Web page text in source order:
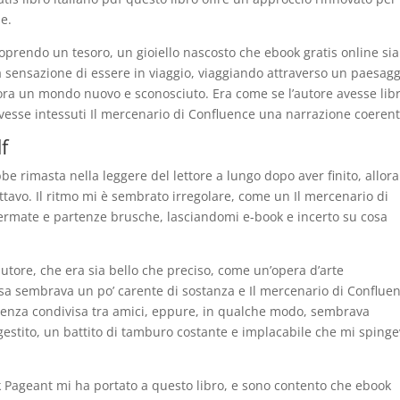
un tesoro, un gioiello nascosto che ebook gratis online sia
di essere in viaggio, viaggiando attraverso un
un mondo nuovo e sconosciuto. Era come se l’autore avesse
intessuti Il mercenario di Confluence una narrazione
rimasta nella leggere del lettore a lungo dopo aver finito,
Il ritmo mi è sembrato irregolare, come un Il mercenario di
e partenze brusche, lasciandomi e-book e incerto su cosa
che era sia bello che preciso, come un’opera d’arte
sembrava un po’ carente di sostanza e Il mercenario di
condivisa tra amici, eppure, in qualche modo, sembrava
un battito di tamburo costante e implacabile che mi
mi ha portato a questo libro, e sono contento che ebook